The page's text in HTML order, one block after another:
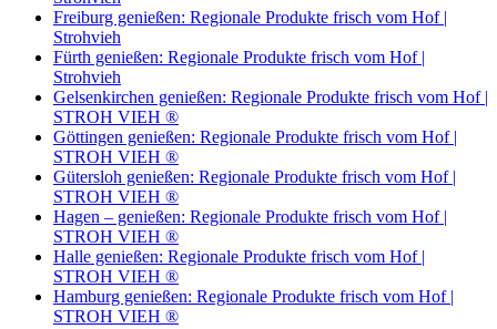
Freiburg genießen: Regionale Produkte frisch vom Hof |
Strohvieh
Fürth genießen: Regionale Produkte frisch vom Hof |
Strohvieh
Gelsenkirchen genießen: Regionale Produkte frisch vom Hof |
STROH VIEH ®
Göttingen genießen: Regionale Produkte frisch vom Hof |
STROH VIEH ®
Gütersloh genießen: Regionale Produkte frisch vom Hof |
STROH VIEH ®
Hagen – genießen: Regionale Produkte frisch vom Hof |
STROH VIEH ®
Halle genießen: Regionale Produkte frisch vom Hof |
STROH VIEH ®
Hamburg genießen: Regionale Produkte frisch vom Hof |
STROH VIEH ®